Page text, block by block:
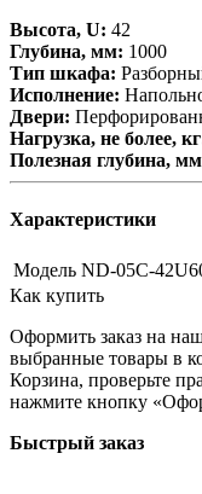
Высота, U: 42
Глубина, мм: 1000
Тип шкафа:
Исполнение:
Двери:
Нагрузка, не более,
Полезная глубина,
Характеристики
Модель ND-05C-
Как купить
Оформить заказ на
выбранные товары в
Корзина, проверьте
нажмите кнопку
Быстрый заказ